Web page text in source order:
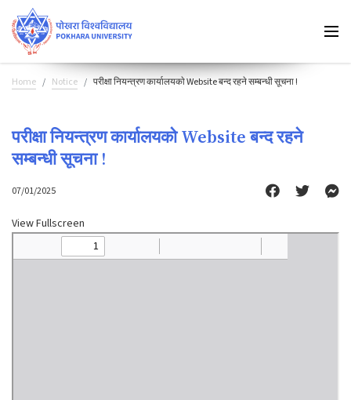
Home Notice परीक्षा नियन्त्रण कार्यालयकाे Website बन्द रहने सम्बन्धी सूचना !
परीक्षा नियन्त्रण कार्यालयकाे Website बन्द रहने
सम्बन्धी सूचना !
07/01/2025
View Fullscreen